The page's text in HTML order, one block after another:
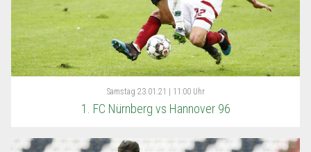
Samstag 23.01.21 | 11:00 Uhr
1. FC Nürnberg vs Hannover 96